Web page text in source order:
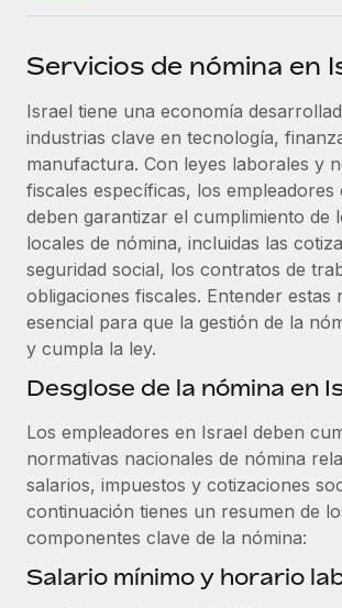
Optimiza los procesos con herramientas
esenciales.
Pregunta a un experto
Obtén ayuda de gente experta en RR.
y cumplimiento normativo.
Comprobaciones de antecedentes
Simplifica los procesos de cribado de
Cumplimiento normativo
normativo.
Gestión de dispositivos
Proporciona dispositivos tecnológicos
en todo el mundo.
Apertura de entidades
Asociarse
Remote Build Próximamente
Consultoría de integraciones y
CASOS PRÁCTICOS
Información sobre salarios y talento
Obtén ayuda
Consulta todos los recursos
BLOG
Nómina global
Impuestos
Explora el blog
BLOG
Servicios de nómina en
Israel tiene una economía
industrias clave en tecnología,
manufactura. Con leyes laborales y
fiscales específicas, los empleadores
deben garantizar el cumplimiento de
locales de nómina, incluidas las
seguridad social, los contratos de
obligaciones fiscales. Entender estas
esencial para que la gestión de la
y cumpla la ley.
Desglose de la nómina en
Los empleadores en Israel deben
normativas nacionales de nómina
salarios, impuestos y cotizaciones
continuación tienes un resumen de
componentes clave de la nómina:
Salario mínimo y horario